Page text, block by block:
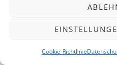
Cookie-Richtlinie